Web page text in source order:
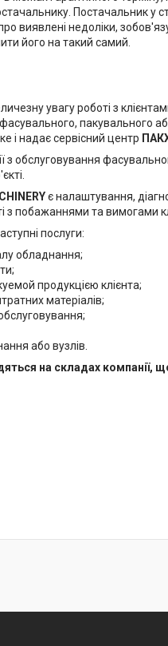
Постачальник у
виявлені недоліки,
його на такий самий.
увагу роботі з
пакувального
і надає сервісний центр
обслуговування
є налаштування,
з побажаннями та вимогами
послуги:
обладнання;
продукцією клієнта;
матеріалів;
або вузлів.
на складах